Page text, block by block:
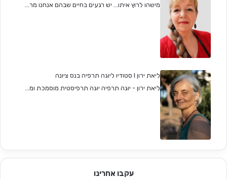
מישהו לרוץ איתו... יש רגעים בחיים שבהם אנחנו מר...
ליאת ירון I סטודיו ליוגה תרפיה בנס ציונה
ליאת ירון - יוגה תרפיה יוגה תרפיסטית מוסמכת ומ...
עקבו אחרינו